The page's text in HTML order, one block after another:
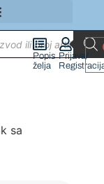
Popis
želja
Prijava/
sa